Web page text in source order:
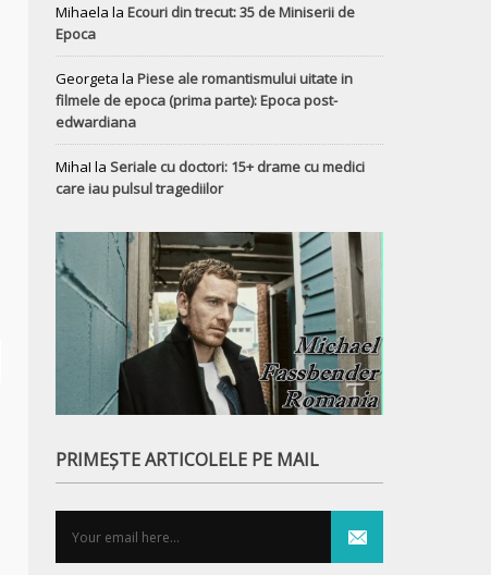
Mihaela la Ecouri din trecut: 35 de Miniserii de
Epoca
Georgeta la Piese ale romantismului uitate in
filmele de epoca (prima parte): Epoca post-
edwardiana
MihaI la Seriale cu doctori: 15+ drame cu medici
care iau pulsul tragediilor
PRIMEȘTE ARTICOLELE PE MAIL